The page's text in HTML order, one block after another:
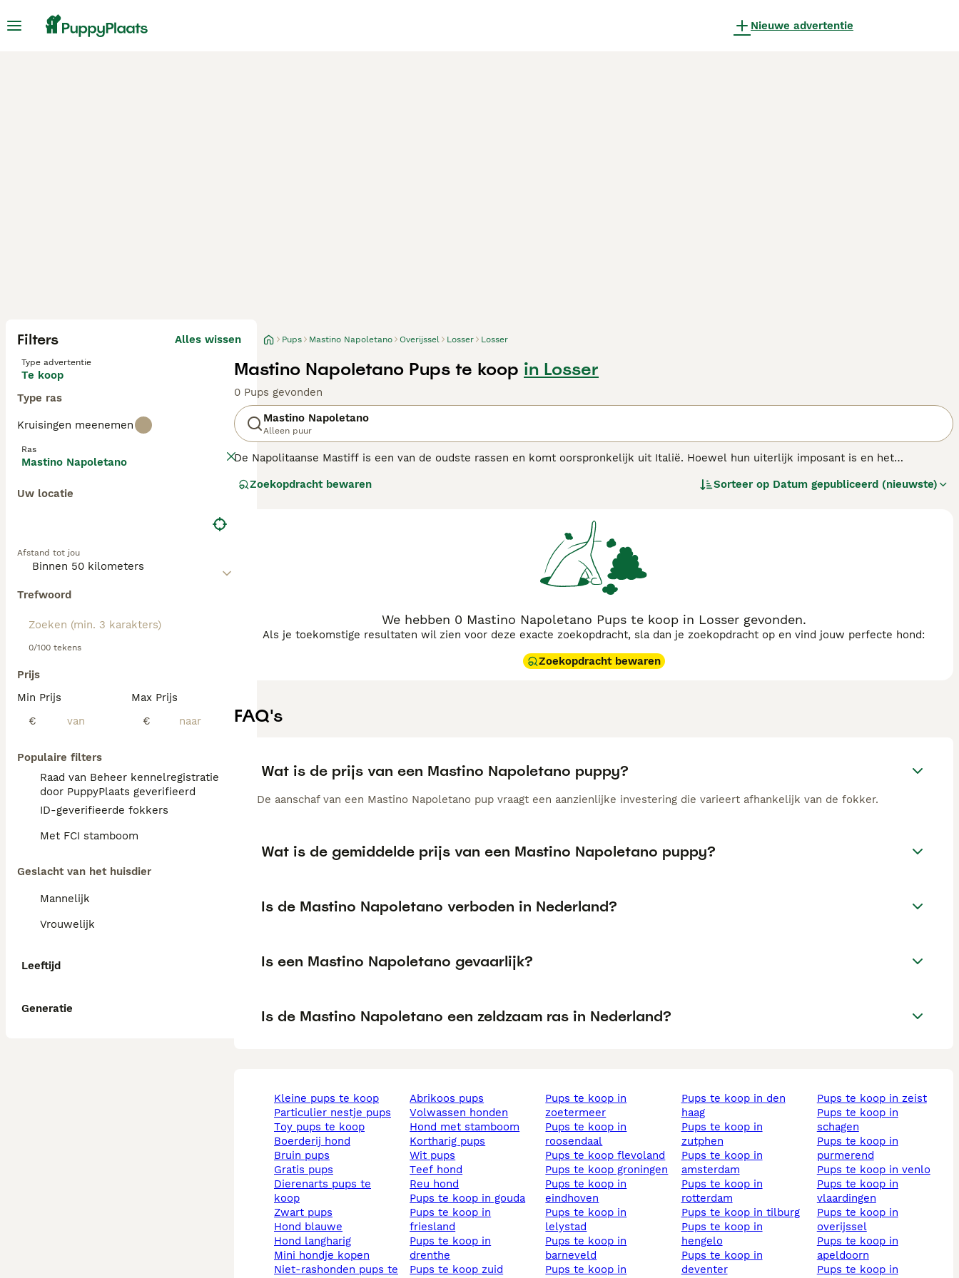
Nieuwe advertentie
Filters Alles wissen
Type advertentie
Te koop
Type ras
Kruisingen meenemen
Ras
Mastino Napoletano
Uw locatie
Afstand tot jou
Trefwoord
0/100 tekens
Prijs
Min Prijs
€
Max Prijs
€
Populaire filters
Raad van Beheer kennelregistratie
door PuppyPlaats geverifieerd
ID-geverifieerde fokkers
Met FCI stamboom
Geslacht van het huisdier
Mannelijk
Vrouwelijk
Leeftijd
Generatie
Pups Mastino Napoletano Overijssel Losser Losser
Mastino Napoletano Pups te koop in Losser
0 Pups gevonden
Mastino Napoletano
Alleen puur
De Napolitaanse Mastiff is een van de oudste rassen en komt oorspronkelijk uit Italië. Hoewel hun uiterlijk imposant is en het
en hebben een enorme hoeveelheid losse huid rond hun gezicht en nek.
Zoekopdracht bewaren Sorteer op Datum gepubliceerd (nieuwste)
We hebben 0 Mastino Napoletano Pups te koop in Losser gevonden.
Als je toekomstige resultaten wil zien voor deze exacte zoekopdracht, sla dan je zoekopdracht op en vind jouw perfecte hond:
Zoekopdracht bewaren
FAQ's
Wat is de prijs van een Mastino Napoletano puppy?
De aanschaf van een Mastino Napoletano pup vraagt een aanzienlijke investering die varieert afhankelijk van de fokker.
Wat is de gemiddelde prijs van een Mastino Napoletano puppy?
Is de Mastino Napoletano verboden in Nederland?
Is een Mastino Napoletano gevaarlijk?
Is de Mastino Napoletano een zeldzaam ras in Nederland?
kleine pups te koop
particulier nestje pups
toy pups te koop
boerderij hond
bruin pups
gratis pups
dierenarts pups te
koop
zwart pups
hond blauwe
hond langharig
mini hondje kopen
niet-rashonden pups te
abrikoos pups
volwassen honden
hond met stamboom
kortharig pups
wit pups
teef hond
reu hond
pups te koop in gouda
pups te koop in
friesland
pups te koop in
drenthe
pups te koop zuid
pups te koop in
zoetermeer
pups te koop in
roosendaal
pups te koop flevoland
pups te koop groningen
pups te koop in
eindhoven
pups te koop in
lelystad
pups te koop in
barneveld
pups te koop in
pups te koop in den
haag
pups te koop in
zutphen
pups te koop in
amsterdam
pups te koop in
rotterdam
pups te koop in tilburg
pups te koop in
hengelo
pups te koop in
deventer
pups te koop in zeist
pups te koop in
schagen
pups te koop in
purmerend
pups te koop in venlo
pups te koop in
vlaardingen
pups te koop in
overijssel
pups te koop in
apeldoorn
pups te koop in